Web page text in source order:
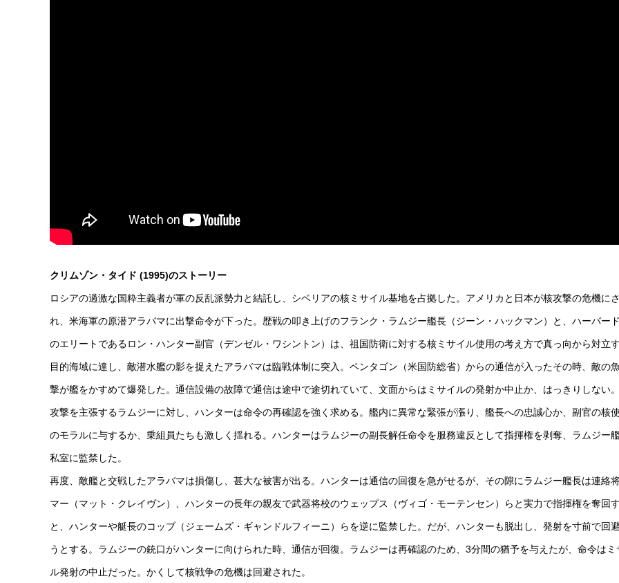
クリムゾン・タイド (1995)のストーリー
ロシアの過激な国粋主義者が軍の反乱派勢力と結託し、シベリアの核ミサイル基地を占拠した。アメリカと日本が核攻撃の危機に
れ、米海軍の原潜アラバマに出撃命令が下った。歴戦の叩き上げのフランク・ラムジー艦長（ジーン・ハックマン）と、ハーバー
のエリートであるロン・ハンター副官（デンゼル・ワシントン）は、祖国防衛に対する核ミサイル使用の考え方で真っ向から対立
目的海域に達し、敵潜水艦の影を捉えたアラバマは臨戦体制に突入。ペンタゴン（米国防総省）からの通信が入ったその時、敵の
撃が艦をかすめて爆発した。通信設備の故障で通信は途中で途切れていて、文面からはミサイルの発射か中止か、はっきりしない
攻撃を主張するラムジーに対し、ハンターは命令の再確認を強く求める。艦内に異常な緊張が漲り、艦長への忠誠心か、副官の核
のモラルに与するか、乗組員たちも激しく揺れる。ハンターはラムジーの副長解任命令を服務違反として指揮権を剥奪、ラムジー
私室に監禁した。
再度、敵艦と交戦したアラバマは損傷し、甚大な被害が出る。ハンターは通信の回復を急がせるが、その隙にラムジー艦長は連絡
マー（マット・クレイヴン）、ハンターの長年の親友で武器将校のウェップス（ヴィゴ・モーテンセン）らと実力で指揮権を奪回
と、ハンターや艇長のコッブ（ジェームズ・ギャンドルフィーニ）らを逆に監禁した。だが、ハンターも脱出し、発射を寸前で回
うとする。ラムジーの銃口がハンターに向けられた時、通信が回復。ラムジーは再確認のため、3分間の猶予を与えたが、命令はミ
ル発射の中止だった。かくして核戦争の危機は回避された。